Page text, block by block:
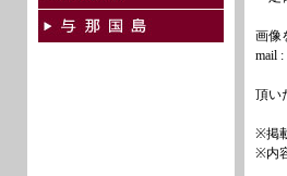
画像
mail
頂い
※掲
※内